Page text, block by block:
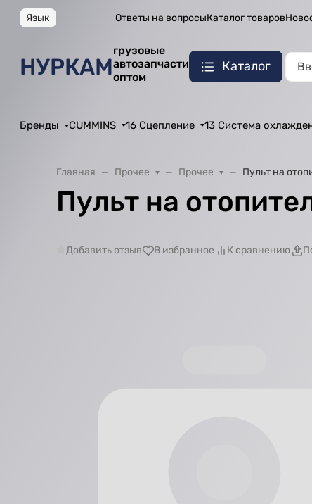
Язык Ответы на вопросыКаталог товаров
НУРКАМ
грузовые
автозапчасти
оптом
Каталог
Бренды CUMMINS 16 Сцепление 13 Система
Главная Прочее Прочее Пульт на
Пульт на
Добавить отзыв В избранное К сравнению